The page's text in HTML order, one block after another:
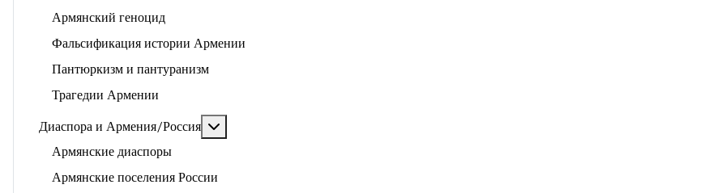
Армянский геноцид
Фальсификация истории Армении
Пантюркизм и пантуранизм
Трагедии Армении
Диаспора и Армения/Россия
Армянские диаспоры
Армянские поселения России